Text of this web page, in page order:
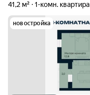
41,2 м²
1-комн. квартира
новостройка